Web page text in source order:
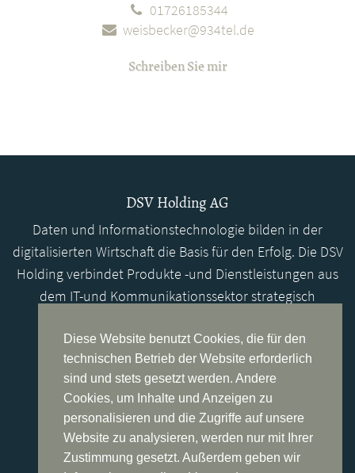
Diese Website benutzt Cookies, die für den
technischen Betrieb der Website erforderlich
sind und stets gesetzt werden. Andere
Cookies, um Inhalte und Anzeigen zu
personalisieren und die Zugriffe auf unsere
Website zu analysieren, werden nur mit Ihrer
Zustimmung gesetzt. Außerdem geben wir
01726185344
weisbecker@934tel.de
Schreiben Sie mir
DSV Holding AG
Daten und Informationstechnologie bilden in der
digitalisierten Wirtschaft die Basis für den Erfolg. Die DSV
Holding verbindet Produkte -und Dienstleistungen aus
dem IT-und Kommunikationssektor strategisch
Synergien zum Nutzen unserer Kunden.
Lernen Sie uns kennen...
Standort Deutschland
DSV Holding AG
Dammer Weg 37